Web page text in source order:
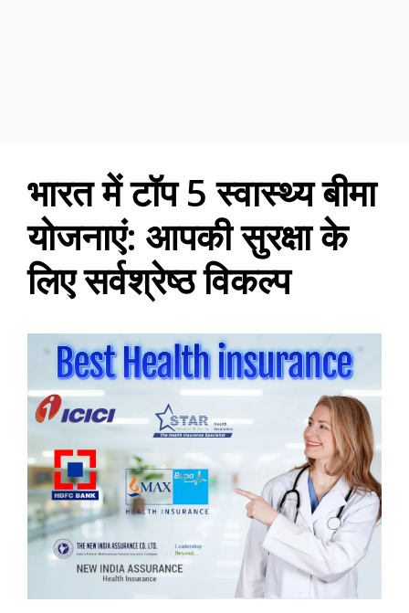
भारत में टॉप 5 स्वास्थ्य बीमा
योजनाएं: आपकी सुरक्षा के
लिए सर्वश्रेष्ठ विकल्प